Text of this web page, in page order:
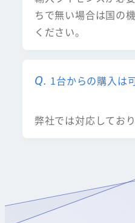
ちで無い場合は国の
ください。
1台からの購入は
弊社では対応しており